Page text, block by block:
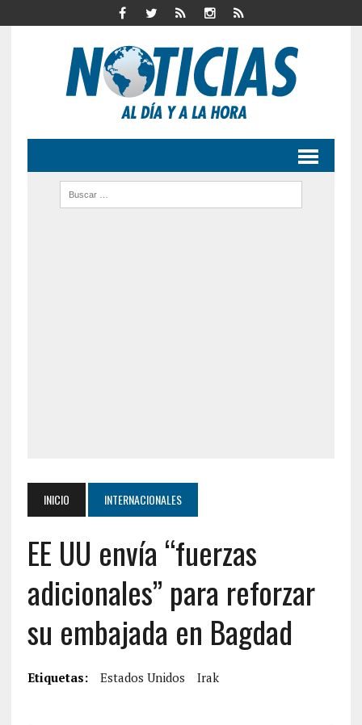
INICIO INTERNACIONALES
EE UU envía “fuerzas
adicionales” para reforzar
su embajada en Bagdad
Etiquetas: Estados Unidos Irak